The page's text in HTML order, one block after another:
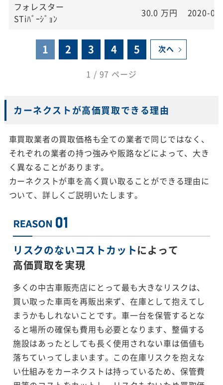
フォレスター
STiﾊﾞｰｼﾞｮﾝ
30.0 万円 2020-
1 2 3 4 5 次へ
1 / 97 ページ
カーネクストが高価買取できる理由
車買取業者の買取価格も全ての業者で同じではなく、
それぞれの業者の持つ強みや販路などによって、大き
く異なることがあります。
カーネクストが車を高く買い取ることができる理由に
ついて、詳しくご説明いたします。
リスクのないコストカットによって
高価買取を実現
多くの中古車販売店にとって最も大きなリスクは、
買い取った車両を再販出来ず、在庫として抱えてし
まうかもしれないことです。車一台を保管するとな
ると場所の確保も費用も必要となります、整備する
施設はあったとしても長く使用されない車は価値も
落ちていってしまいます。この在庫リスクを抱えな
い仕組みをカーネクストは持っているため、保管費